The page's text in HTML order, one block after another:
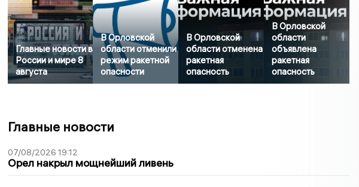
Главные новости в
России и мире 8
августа
В Орловской
области отменили
режим ракетной
опасности
В Орловской
области отменена
ракетная
опасность
В Орловской
области
объявлена
ракетная
опасность
Главные новости
07/08/2026 19:12
Орел накрыл мощнейший ливень